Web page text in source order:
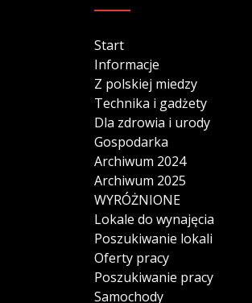
Start
Informacje
Z polskiej miedzy
Technika i gadżety
Dla zdrowia i urody
Gospodarka
Archiwum 2024
Archiwum 2025
WYRÓŻNIONE
Lokale do wynajęcia
Poszukiwanie lokali
Oferty pracy
Poszukiwanie pracy
Samochody